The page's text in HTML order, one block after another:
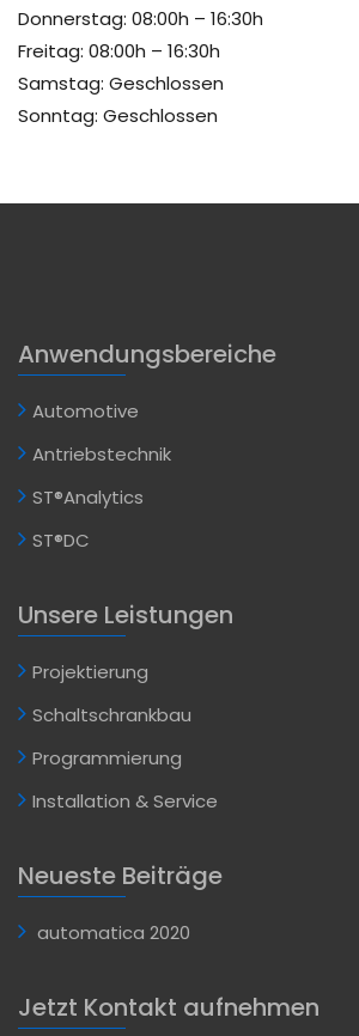
Donnerstag: 08:00h – 16:30h
Freitag: 08:00h – 16:30h
Samstag: Geschlossen
Sonntag: Geschlossen
Anwendungsbereiche
Automotive
Antriebstechnik
ST®Analytics
ST®DC
Unsere Leistungen
Projektierung
Schaltschrankbau
Programmierung
Installation & Service
Neueste Beiträge
automatica 2020
Jetzt Kontakt aufnehmen